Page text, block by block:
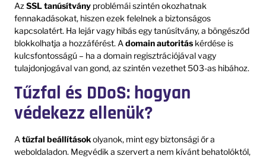
AzSSL tanúsítvány problémái szintén okozhatnak
fennakadásokat, hiszen ezek felelnek a biztonságos
kapcsolatért. Ha lejár vagy hibás egy tanúsítvány, a böngésződ
blokkolhatja a hozzáférést. Adomain autoritás kérdése is
kulcsfontosságú – ha a domain regisztrációjával vagy
tulajdonjogával van gond, az szintén vezethet 503-as hibához.
Tűzfal és DDoS: hogyan
védekezz ellenük?
Atűzfal beállításokolyanok, mint egy biztonsági őr a
weboldaladon. Megvédik a szervert a nem kívánt behatolóktól,